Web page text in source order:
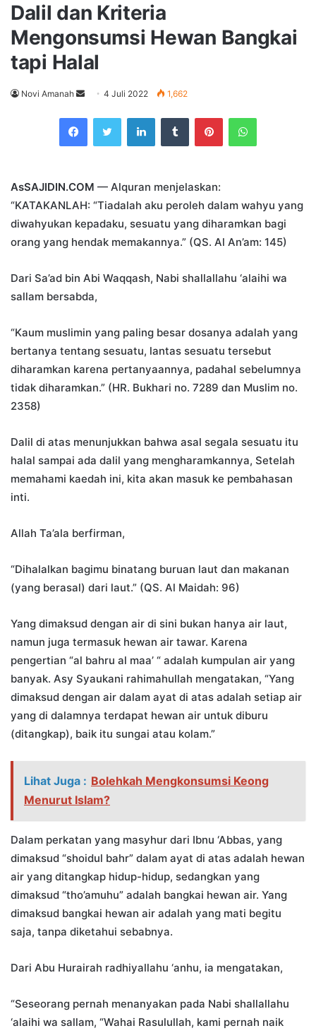
Dalil dan Kriteria
Mengonsumsi Hewan Bangkai
tapi Halal
Novi Amanah
Send
email
4 Juli 2022 1,662
FacebookTwitterLinkedInTumblrPinterestWhatsApp
AsSAJIDIN.COM — Alquran menjelaskan:
“KATAKANLAH: “Tiadalah aku peroleh dalam wahyu yang
diwahyukan kepadaku, sesuatu yang diharamkan bagi
orang yang hendak memakannya.” (QS. Al An’am: 145)
Dari Sa’ad bin Abi Waqqash, Nabi shallallahu ‘alaihi wa
sallam bersabda,
“Kaum muslimin yang paling besar dosanya adalah yang
bertanya tentang sesuatu, lantas sesuatu tersebut
diharamkan karena pertanyaannya, padahal sebelumnya
tidak diharamkan.” (HR. Bukhari no. 7289 dan Muslim no.
2358)
Dalil di atas menunjukkan bahwa asal segala sesuatu itu
halal sampai ada dalil yang mengharamkannya, Setelah
memahami kaedah ini, kita akan masuk ke pembahasan
inti.
Allah Ta’ala berfirman,
“Dihalalkan bagimu binatang buruan laut dan makanan
(yang berasal) dari laut.” (QS. Al Maidah: 96)
Yang dimaksud dengan air di sini bukan hanya air laut,
namun juga termasuk hewan air tawar. Karena
pengertian “al bahru al maa’ “ adalah kumpulan air yang
banyak. Asy Syaukani rahimahullah mengatakan, “Yang
dimaksud dengan air dalam ayat di atas adalah setiap air
yang di dalamnya terdapat hewan air untuk diburu
(ditangkap), baik itu sungai atau kolam.”
Lihat Juga : Bolehkah Mengkonsumsi Keong
Menurut Islam?
Dalam perkatan yang masyhur dari Ibnu ‘Abbas, yang
dimaksud “shoidul bahr” dalam ayat di atas adalah hewan
air yang ditangkap hidup-hidup, sedangkan yang
dimaksud “tho’amuhu” adalah bangkai hewan air. Yang
dimaksud bangkai hewan air adalah yang mati begitu
saja, tanpa diketahui sebabnya.
Dari Abu Hurairah radhiyallahu ‘anhu, ia mengatakan,
“Seseorang pernah menanyakan pada Nabi shallallahu
‘alaihi wa sallam, “Wahai Rasulullah, kami pernah naik